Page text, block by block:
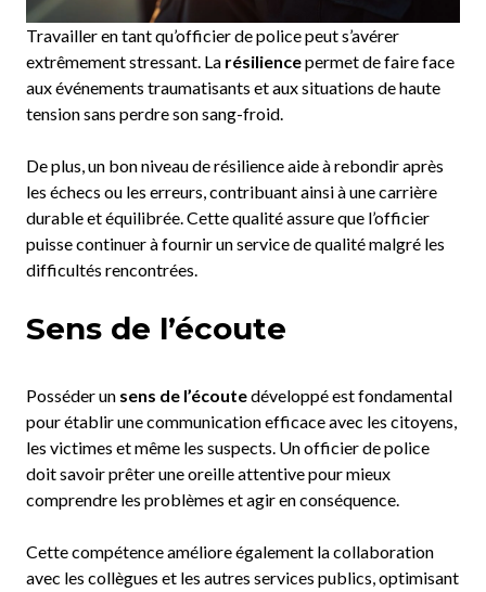
Travailler en tant qu’officier de police peut s’avérer
extrêmement stressant. La résiliencepermet de faire face
aux événements traumatisants et aux situations de haute
tension sans perdre son sang-froid.
De plus, un bon niveau de résilience aide à rebondir après
les échecs ou les erreurs, contribuant ainsi à une carrière
durable et équilibrée. Cette qualité assure que l’officier
puisse continuer à fournir un service de qualité malgré les
difficultés rencontrées.
Sens de l’écoute
Posséder un sens de l’écoutedéveloppé est fondamental
pour établir une communication efficace avec les citoyens,
les victimes et même les suspects. Un officier de police
doit savoir prêter une oreille attentive pour mieux
comprendre les problèmes et agir en conséquence.
Cette compétence améliore également la collaboration
avec les collègues et les autres services publics, optimisant